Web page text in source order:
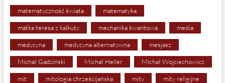
matematyczność świata matematyka
matka teresa z kalkuty mechanika kwantowa media
medycyna medycyna alternatywna mesjasz
Michał Gadziński Michał Heller Michał Wojciechowicz
mit mitologia chrześcijańska mity mity religijne